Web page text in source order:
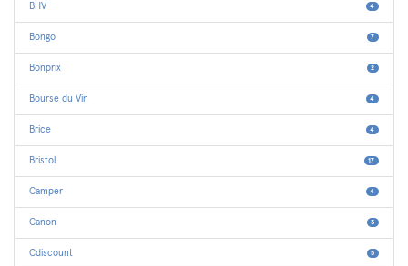
BHV 4
Bongo 7
Bonprix 2
Bourse du Vin 4
Brice 4
Bristol 17
Camper 4
Canon 3
Cdiscount 5